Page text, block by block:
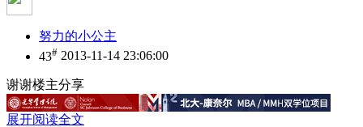
努力的小公主
43# 2013-11-14 23:06:00
谢谢楼主分享
展开阅读全文